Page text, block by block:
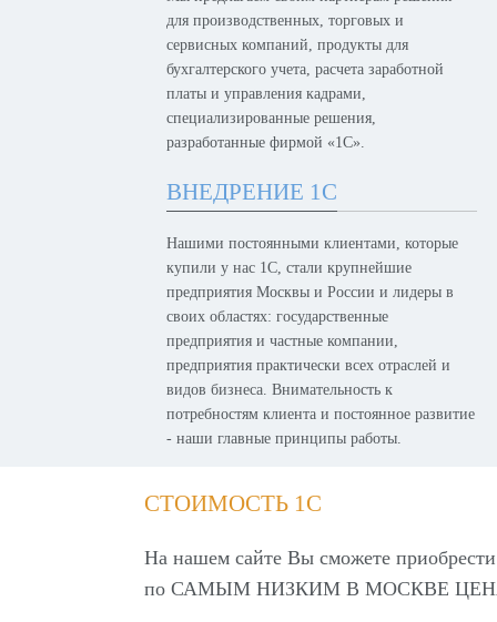
для производственных, торговых и
сервисных компаний, продукты для
бухгалтерского учета, расчета заработной
платы и управления кадрами,
специализированные решения,
разработанные фирмой «1С».
ВНЕДРЕНИЕ 1С
Нашими постоянными клиентами, которые
купили у нас 1С, стали крупнейшие
предприятия Москвы и России и лидеры в
своих областях: государственные
предприятия и частные компании,
предприятия практически всех отраслей и
видов бизнеса. Внимательность к
потребностям клиента и постоянное развитие
- наши главные принципы работы.
СТОИМОСТЬ 1С
На нашем сайте Вы сможете
по САМЫМ НИЗКИМ В МОСКВЕ